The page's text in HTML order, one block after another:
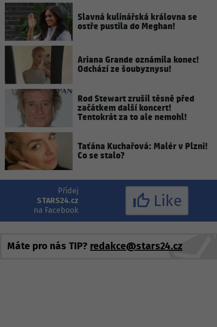
Slavná kulinářská královna se
ostře pustila do Meghan!
Ariana Grande oznámila konec!
Odchází ze šoubyznysu!
Rod Stewart zrušil těsně před
začátkem další koncert!
Tentokrát za to ale nemohl!
Taťána Kuchařová: Malér v Plzni!
Co se stalo?
Přidej
STARS24.cz
na Facebook
Like
Máte pro nás TIP? redakce@stars24.cz